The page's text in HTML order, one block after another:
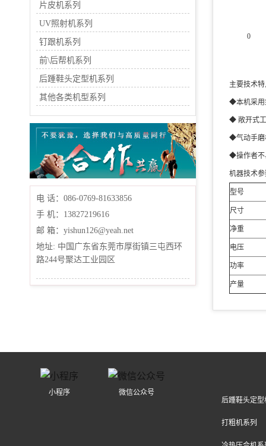
片皮机系列
UV照射机系列
钉跟机系列
前\后帮机系列
后踵鞋头定型机系列
其他各类机型系列
电 话：086-0769-81633856
手 机：13827219616
邮 箱：yishun126@yeah.net
地址: 中国广东省东莞市厚街镇三屯西环
路244号聚达工业园区
0
主要技术
◆本机采用
◆ 敞开式
◆气动手磨
◆操作者不
机器技术
型号
尺寸
净重
电压
功率
产量
小程序
微信公众号
后踵鞋头定型
打粗机系列